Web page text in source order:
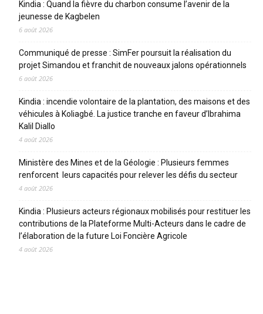
Kindia : Quand la fièvre du charbon consume l’avenir de la
jeunesse de Kagbelen
6 août 2026
Communiqué de presse : SimFer poursuit la réalisation du
projet Simandou et franchit de nouveaux jalons opérationnels
6 août 2026
Kindia : incendie volontaire de la plantation, des maisons et des
véhicules à Koliagbé. La justice tranche en faveur d’Ibrahima
Kalil Diallo
4 août 2026
Ministère des Mines et de la Géologie : Plusieurs femmes
renforcent leurs capacités pour relever les défis du secteur
4 août 2026
Kindia : Plusieurs acteurs régionaux mobilisés pour restituer les
contributions de la Plateforme Multi-Acteurs dans le cadre de
l’élaboration de la future Loi Foncière Agricole
4 août 2026